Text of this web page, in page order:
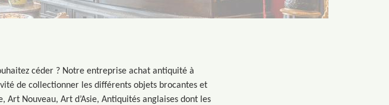
céder ? Notre entreprise achat antiquité à
de collectionner les différents objets brocantes et
Nouveau, Art d’Asie, Antiquités anglaises dont les